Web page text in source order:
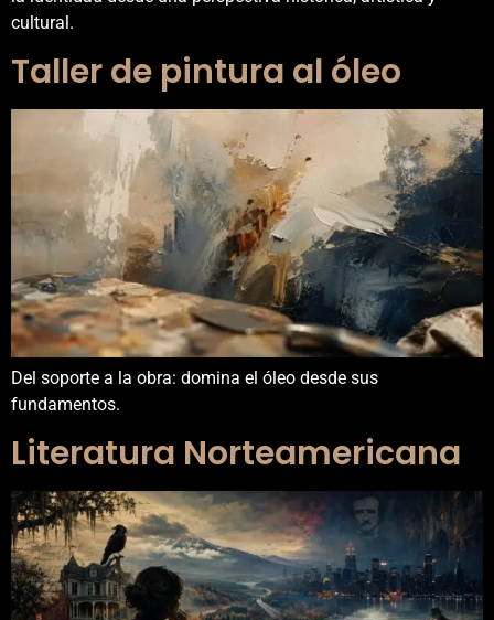
cultural.
Taller de pintura al óleo
Del soporte a la obra: domina el óleo desde sus
fundamentos.
Literatura Norteamericana